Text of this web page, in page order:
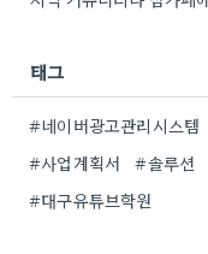
태그
#네이버광고관리시스템
#사업계획서
#솔루션
#대구유튜브학원